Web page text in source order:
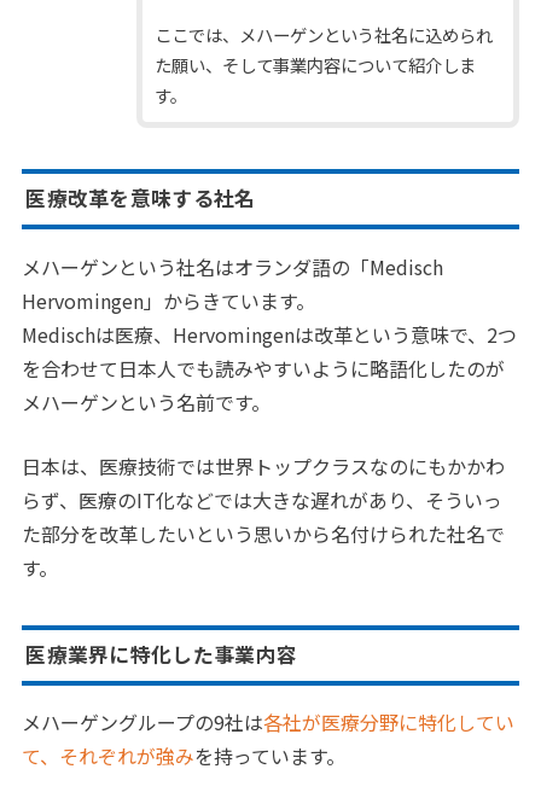
ここでは、メハーゲンという社名に込められ
た願い、そして事業内容について紹介しま
す。
医療改革を意味する社名
メハーゲンという社名はオランダ語の「Medisch
Hervomingen」からきています。
Medischは医療、Hervomingenは改革という意味で、2つ
を合わせて日本人でも読みやすいように略語化したのが
メハーゲンという名前です。
日本は、医療技術では世界トップクラスなのにもかかわ
らず、医療のIT化などでは大きな遅れがあり、そういっ
た部分を改革したいという思いから名付けられた社名で
す。
医療業界に特化した事業内容
メハーゲングループの9社は各社が医療分野に特化してい
て、それぞれが強みを持っています。